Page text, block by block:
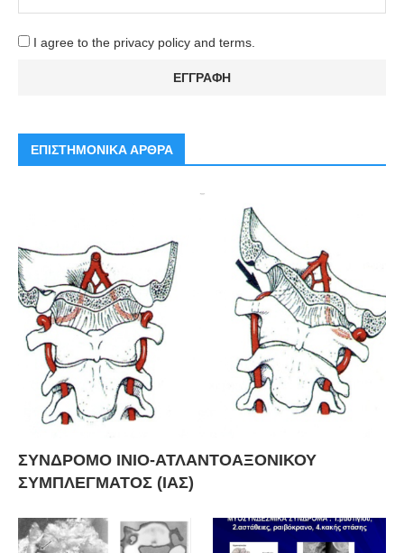
I agree to the privacy policy and terms.
ΕΠΙΣΤΗΜΟΝΙΚΑ ΑΡΘΡΑ
ΣΥΝΔΡΟΜΟ ΙΝΙΟ-ΑΤΛΑΝΤΟΑΞΟΝΙΚΟΥ
ΣΥΜΠΛΕΓΜΑΤΟΣ (ΙΑΣ)